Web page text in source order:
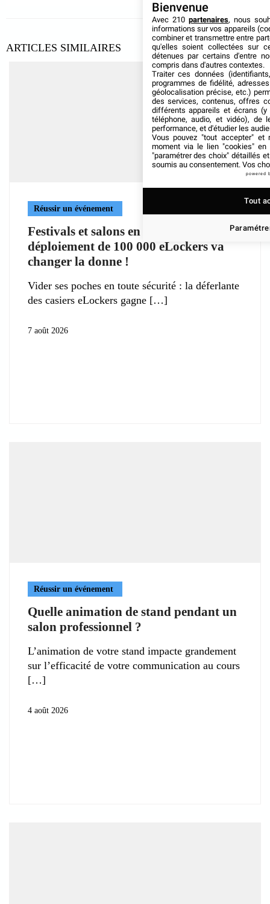
ARTICLES SIMILAIRES
Réussir un événement
Festivals et salons en Europe : le
déploiement de 100 000 eLockers va
changer la donne !
Vider ses poches en toute sécurité : la déferlante
des casiers eLockers gagne
7 août 2026
Réussir un événement
Quelle animation de stand pendant un
salon professionnel ?
L’animation de votre stand impacte grandement
sur l’efficacité de votre communication au cours
4 août 2026
Bienvenue
Avec 210 partenaires, nous
informations sur vos appareils
combiner et transmettre entre
qu'elles soient collectées sur
détenues par certains d'entre
compris dans d'autres contextes.
Traiter ces données
programmes de fidélité,
géolocalisation précise, etc.)
des services, contenus, offres
différents appareils et écrans (y
téléphone, audio, et vidéo), de
performance, et d'étudier les
Vous pouvez "tout accepter" et
moment via le lien "cookies" en
"paramétrer des choix" détaillés
soumis au consentement. Vos
powered
Tout